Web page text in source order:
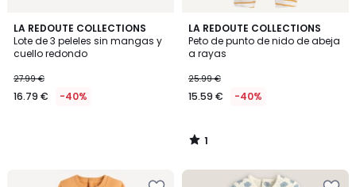
LA REDOUTE COLLECTIONS
Lote de 3 peleles sin mangas y
cuello redondo
27.99 €
16.79 € -40%
LA REDOUTE COLLECTIONS
Peto de punto de nido de abeja
a rayas
25.99 €
15.59 € -40%
1
/
5
1
/